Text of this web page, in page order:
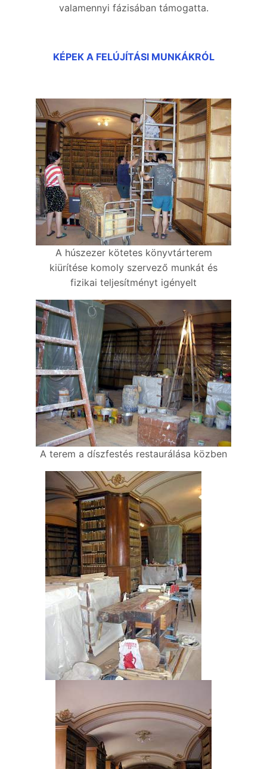
valamennyi fázisában támogatta.
KÉPEK A FELÚJÍTÁSI MUNKÁKRÓL
A húszezer kötetes könyvtárterem
kiürítése komoly szervező munkát és
fizikai teljesítményt igényelt
A terem a díszfestés restaurálása közben